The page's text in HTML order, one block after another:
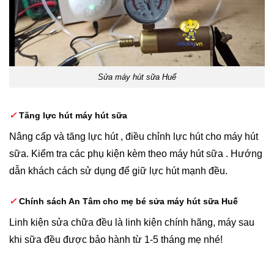
Sửa máy hút sữa Huế
✓Tăng lực hút máy hút sữa
Nâng cấp và tăng lực hút , điều chỉnh lực hút cho máy hút
sữa. Kiểm tra các phụ kiện kèm theo máy hút sữa . Hướng
dẫn khách cách sử dụng để giữ lực hút mạnh đều.
✓Chính sách An Tâm cho mẹ bé sửa máy hút sữa Huế
Linh kiện sửa chữa đều là linh kiện chính hãng, máy sau
khi sữa đều được bảo hành từ 1-5 tháng mẹ nhé!